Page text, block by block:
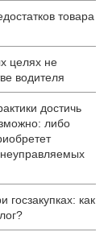
товара
целях не
водителя
достичь
либо
как